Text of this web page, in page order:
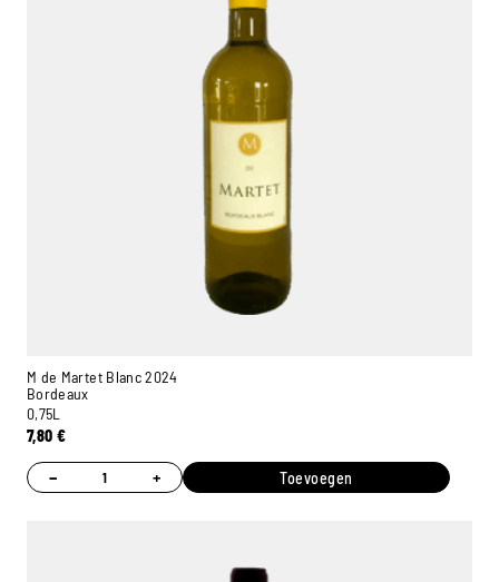
M de Martet Blanc 2024
Bordeaux
0,75L
7,80 €
− + Toevoegen